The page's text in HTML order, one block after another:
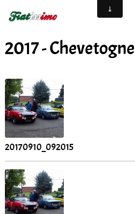
2017 - Chevetogne
20170910_092015